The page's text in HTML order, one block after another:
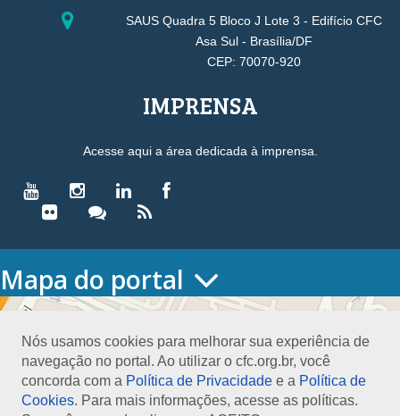
Nós usamos cookies para melhorar sua experiência de
navegação no portal. Ao utilizar o cfc.org.br, você
concorda com a Política de Privacidade e a Política de
Cookies. Para mais informações, acesse as políticas.
SAUS Quadra 5 Bloco J Lote 3 - Edifício CFC
Asa Sul - Brasília/DF
CEP: 70070-920
IMPRENSA
Acesse aqui a área dedicada à imprensa.
Mapa do portal
HOME
Conselho Diretor
Nossa Sede
Planejamento
Organograma